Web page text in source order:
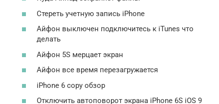
Стереть учетную запись iPhone
Айфон выключен подключитесь к iTunes что
делать
Айфон 5S мерцает экран
Айфон все время перезагружается
iPhone 6 copy обзор
Отключить автоповорот экрана iPhone 6S iOS 9